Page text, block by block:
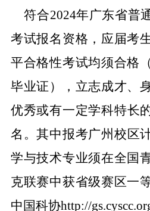
符合2024年广东省普
考试报名资格，应届考
平合格性考试均须合格
毕业证），立志成才、
优秀或有一定学科特长
名。其中报考广州校区
学与技术专业须在全国
克联赛中获省级赛区一
中国科协http://